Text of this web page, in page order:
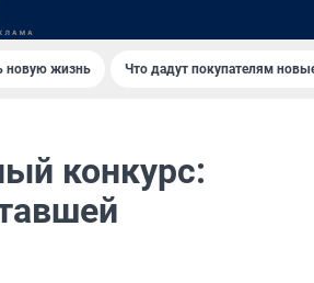
новую жизнь Что дадут покупателям
конкурс: